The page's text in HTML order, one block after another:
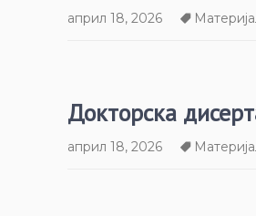
април 18, 2026
Докторска
април 18, 2026